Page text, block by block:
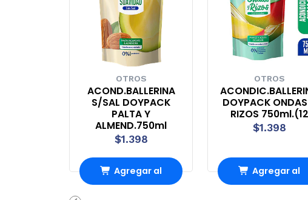
OTROS
ACOND.BALLERINA
S/SAL DOYPACK
PALTA Y
ALMEND.750ml
$1.398
Agregar al
OTROS
DOYPACK
RIZOS 750ml.(12
$1.398
Agregar al